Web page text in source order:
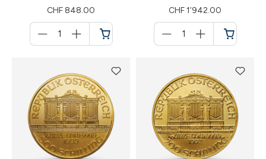
CHF 848.00
für
Warenkorb
CHF 1’942.00
für
Warenkorb